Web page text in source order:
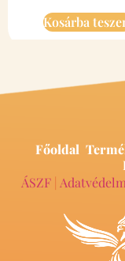
Kosárba
Főoldal
ÁSZF|